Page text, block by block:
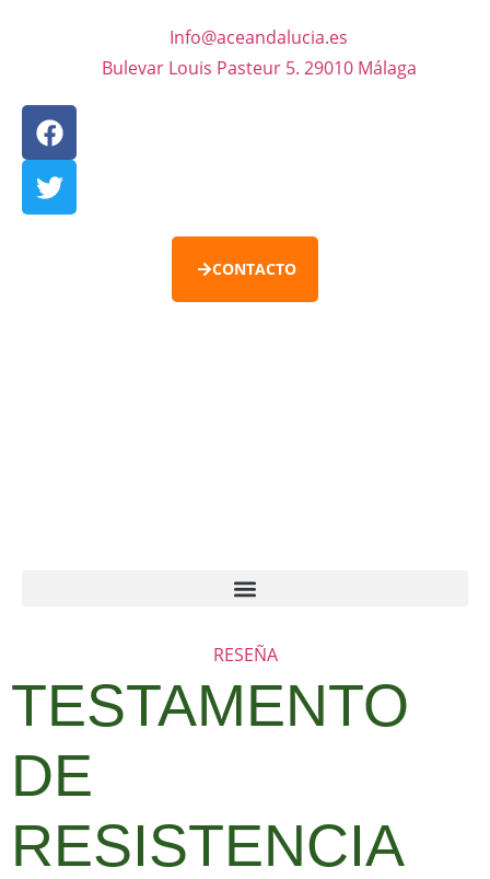
Info@aceandalucia.es
Bulevar Louis Pasteur 5. 29010 Málaga
CONTACTO
RESEÑA
TESTAMENTO
DE
RESISTENCIA